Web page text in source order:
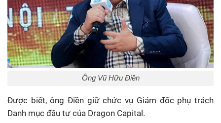
Ông Vũ Hữu Điền
Được biết, ông Điền giữ chức vụ Giám đốc phụ trách
Danh mục đầu tư của Dragon Capital.